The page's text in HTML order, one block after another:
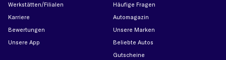
Werkstätten/Filialen
Karriere
Bewertungen
Unsere App
Häufige Fragen
Automagazin
Unsere Marken
Beliebte Autos
Gutscheine